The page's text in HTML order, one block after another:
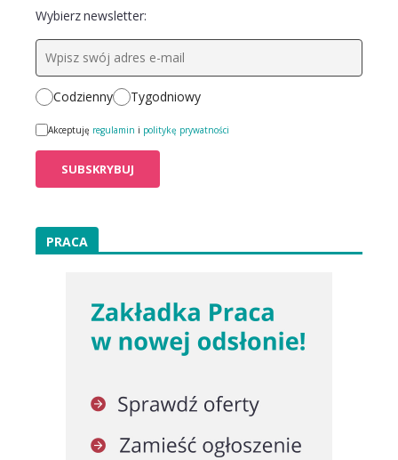
Wybierz newsletter:
Codzienny Tygodniowy
Akceptuję regulamin i politykę prywatności
PRACA